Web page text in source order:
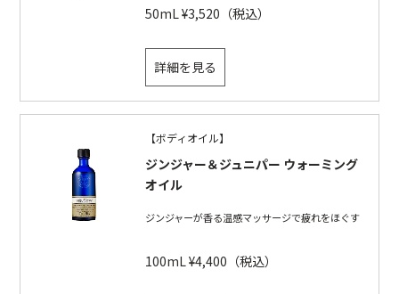
50mL ¥3,520（税込）
詳細を見る
【ボディオイル】
ジンジャー＆ジュニパー ウォーミング
オイル
ジンジャーが香る温感マッサージで疲れをほぐす
100mL ¥4,400（税込）